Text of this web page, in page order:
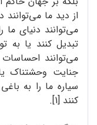
از دید ما
می‌توانند دنیای ما
تبدیل کنند یا به
می‌توانند
جنایت وحشتناک
سیاره ما را به
کنند [1].